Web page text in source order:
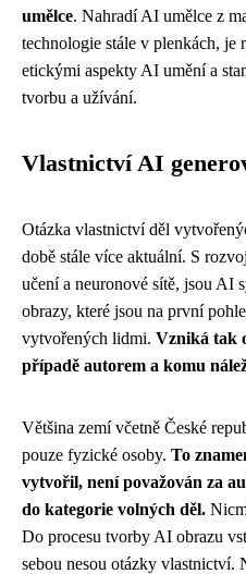
umělce. Nahradí AI umělce z
technologie stále v plenkách, je
etickými aspekty AI umění a
tvorbu a užívání.
Vlastnictví AI
Otázka vlastnictví děl
době stále více aktuální. S
učení a neuronové sítě, jsou AI
obrazy, které jsou na první
vytvořených lidmi. Vzniká tak
případě autorem a komu
Většina zemí včetně České
pouze fyzické osoby. To
vytvořil, není považován za
do kategorie volných děl.
Do procesu tvorby AI obrazu
sebou nesou otázky vlastnictví.